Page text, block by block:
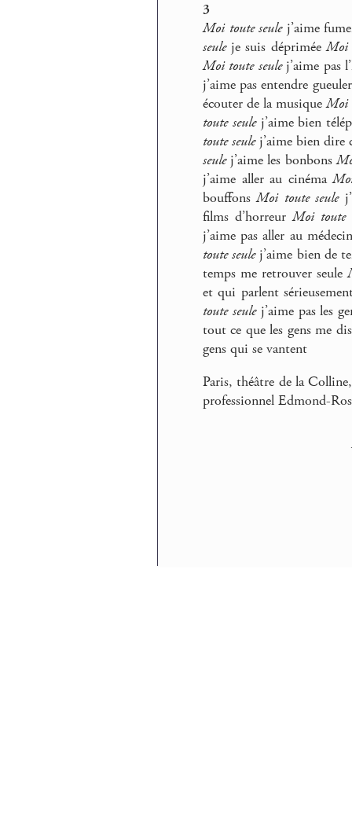
3
Moi toute seulej’aime
seuleje suis dépriméeMoi
Moi toute seulej’aime pas
j’aime pas entendre
écouter de la musiqueMoi
toute seulej’aime bien
toute seulej’aime bien dire
seulej’aime les bonbons
j’aime aller au cinéma
bouffonsMoi toute seule
films d’horreurMoi toute
j’aime pas aller au
toute seulej’aime bien de
temps me retrouver seule
et qui parlent
toute seulej’aime pas les
tout ce que les gens me
gens qui se vantent
Paris, théâtre de la
professionnel Edmond-